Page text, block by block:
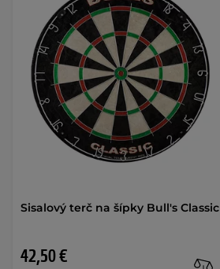
Sisalový terč na šípky Bull's Classic
42,50 €